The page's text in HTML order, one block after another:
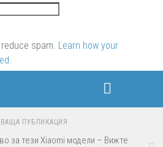
spam. Learn how your
ПУБЛИКАЦИЯ
за тези Xiaomi модели – Вижте